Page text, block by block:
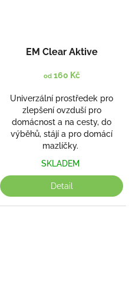
EM Clear Aktive
od160 Kč
Univerzální prostředek pro
zlepšení ovzduší pro
domácnost a na cesty, do
výběhů, stájí a pro domácí
mazlíčky.
SKLADEM
Detail